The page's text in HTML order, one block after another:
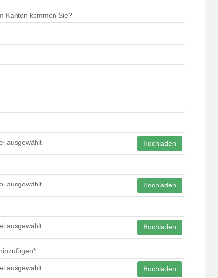
Kanton kommen Sie?
ausgewählt Hochladen
ausgewählt Hochladen
ausgewählt Hochladen
*
ausgewählt Hochladen